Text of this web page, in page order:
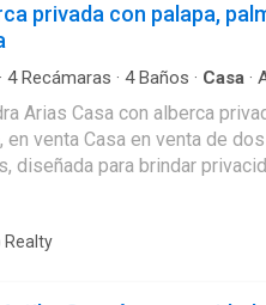
privada con palapa,
· 4Recámaras · 4Baños · Casa ·
Arias Casa con alberca
de dos niveles con
diseñada para brindar
inmediato a escuelas,
esenciales. CARACTERÍSTICAS
al jardín de la casa Casa
Realty